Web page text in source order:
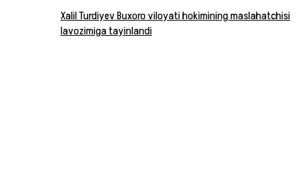
Xalil Turdiyev Buxoro viloyati hokimining maslahatchisi
lavozimiga tayinlandi